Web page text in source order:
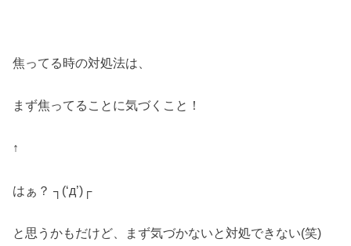
焦ってる時の対処法は、
まず焦ってることに気づくこと！
↑
はぁ？ ┐(‘д’)┌
と思うかもだけど、まず気づかないと対処できない(笑)